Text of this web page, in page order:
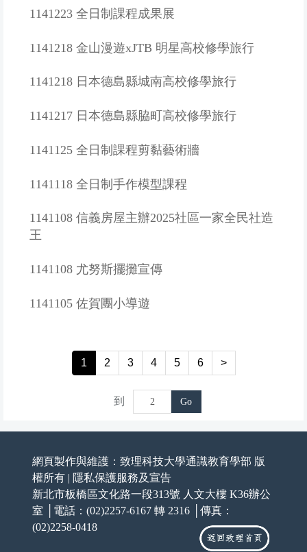
1141223 全日制課程成果展
1141218 金山漫遊xJTB 明星高校修學旅行
1141218 日本德島縣城南高校修學旅行
1141217 日本德島縣脇町高校修學旅行
1141125 全日制課程剪黏藝術牆
1141118 全日制手作模型課程
1141108 信義房屋主辦2025社區一家全民社造
王
1141108 尤努斯擺攤宣傳
1141105 佐賀團小導遊
1 2 3 4 5 6 >
到 Go
網頁製作與維護：致理科技大學通識教育學部 版
權所有 | 隱私保護服務及宣告
新北市板橋區文化路一段313號 人文大樓 K36辦公
室 │電話：(02)2257-6167 轉 2316 │傳真：
(02)2258-0418